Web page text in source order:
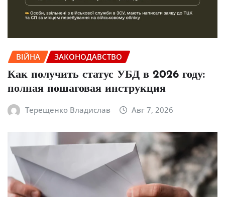
ВІЙНА ЗАКОНОДАВСТВО
Как получить статус УБД в 2026 году:
полная пошаговая инструкция
Терещенко Владислав Авг 7, 2026